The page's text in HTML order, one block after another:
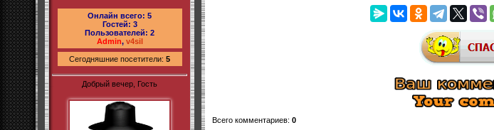
Онлайн всего: 5
Гостей: 3
Пользователей: 2
Admin, v4sil
Сегодняшние посетители: 5
Добрый вечер, Гость
Всего комментариев: 0